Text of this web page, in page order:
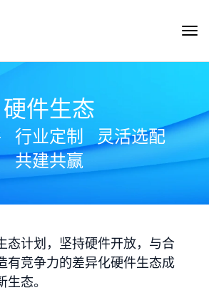
硬件生态
行业定制
灵活选配
共建共赢
态计划，坚持硬件开放，与合
有竞争力的差异化硬件生态成
态。